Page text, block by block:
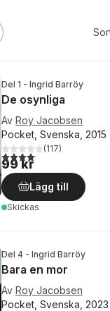
Del 1 - Ingrid Barröy
De osynliga
Av Roy Jacobsen
Pocket, Svenska, 2015
4,1utav 5 stjärnor. Totalt
(117)
99 kr
Lägg till
Skickas
Del 4 - Ingrid Barröy
Bara en mor
Av Roy Jacobsen
Pocket, Svenska, 2023